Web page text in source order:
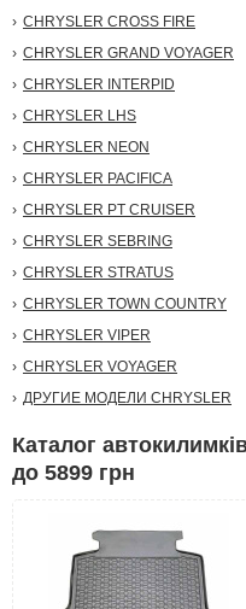
CHRYSLER CROSS FIRE
CHRYSLER GRAND VOYAGER
CHRYSLER INTERPID
CHRYSLER LHS
CHRYSLER NEON
CHRYSLER PACIFICA
CHRYSLER PT CRUISER
CHRYSLER SEBRING
CHRYSLER STRATUS
CHRYSLER TOWN COUNTRY
CHRYSLER VIPER
CHRYSLER VOYAGER
ДРУГИЕ МОДЕЛИ CHRYSLER
Каталог
до 5899 грн